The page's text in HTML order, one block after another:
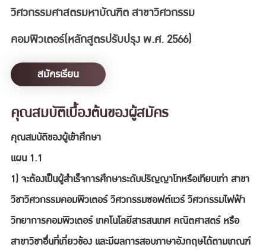
วิศวกรรมศาสตรมหาบัณฑิต สาขาวิศวกรรม
คอมพิวเตอร์(หลักสูตรปรับปรุง พ.ศ. 2566)
สมัครเรียน
คุณสมบัติเบื้องต้นของผู้สมัคร
คุณสมบัติของผู้เข้าศึกษา
แผน 1.1
1) จะต้องเป็นผู้สำเร็จการศึกษาระดับปริญญาโทหรือเทียบเท่า สาขา
วิชาวิศวกรรมคอมพิวเตอร์ วิศวกรรมซอฟต์แวร์ วิศวกรรมไฟฟ้า
วิทยาการคอมพิวเตอร์ เทคโนโลยีสารสนเทศ คณิตศาสตร์ หรือ
สาขาวิชาอื่นที่เกี่ยวข้อง และมีผลการสอบภาษาอังกฤษได้ตามเกณฑ์